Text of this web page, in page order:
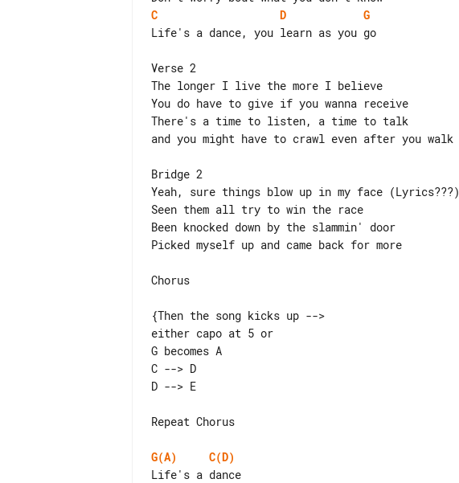
C
D
G
Life's a dance, you learn as you go
Verse 2
The longer I live the more I believe
You do have to give if you wanna receive
There's a time to listen, a time to talk
and you might have to crawl even after you walk
Bridge 2
Yeah, sure things blow up in my face (Lyrics???)
Seen them all try to win the race
Been knocked down by the slammin' door
Picked myself up and came back for more
Chorus
{Then the song kicks up -->
either capo at 5 or
C --> D
Repeat Chorus
G(A)
C(D)
Life's a dance